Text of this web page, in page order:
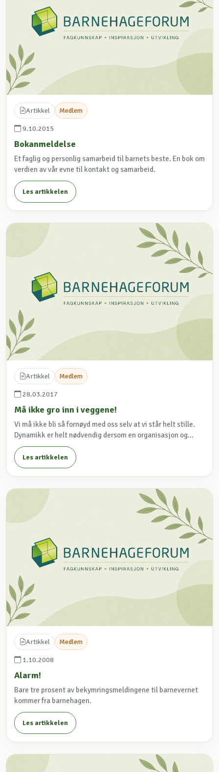
Artikkel Medlem
9.10.2015
Bokanmeldelse
Et faglig og personlig samarbeid til barnets beste. En bok om
verdien av vår evne til kontakt og samarbeid.
Les artikkelen
Artikkel Medlem
28.03.2017
Må ikke gro inn i veggene!
Vi må ikke bli så fornøyd med oss selv at vi står helt stille.
Dynamikk er helt nødvendig dersom en organisasjon og...
Les artikkelen
Artikkel Medlem
1.10.2008
Alarm!
Bare tre prosent av bekymringsmeldingene til barnevernet
kommer fra barnehagen.
Les artikkelen